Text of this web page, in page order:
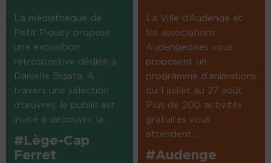
La médiathèque de
Petit Piquey propose
une exposition
rétrospective dédiée à
Danielle Bigata. A
travers une sélection
d’œuvres, le public est
invité à découvrir la...
#Lège-Cap
Ferret
La Ville d’Audenge et
les associations
Audengeoises vous
proposent un
programme d’animations
du 1 juillet au 27 août.
Plus de 200 activités
gratuites vous
attendent....
#Audenge